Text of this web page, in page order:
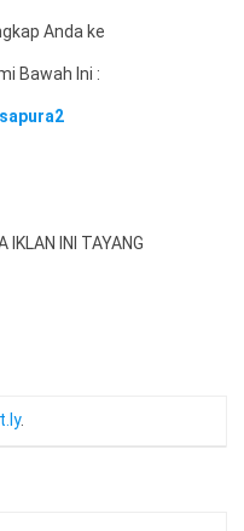
Anda ke
Bawah Ini :
IKLAN INI TAYANG
.